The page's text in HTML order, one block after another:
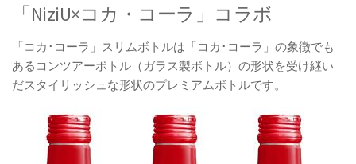
「NiziU×コカ・コーラ」コラボ
「コカ･コーラ」スリムボトルは「コカ･コーラ」の象徴でも
あるコンツアーボトル（ガラス製ボトル）の形状を受け継い
だスタイリッシュな形状のプレミアムボトルです。